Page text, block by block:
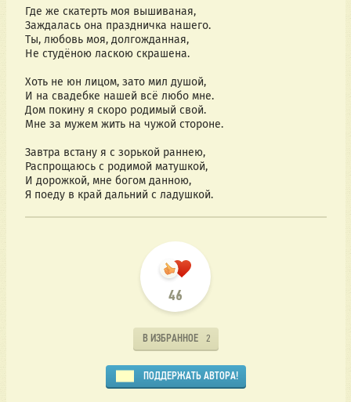
Где же скатерть моя вышиваная,
Заждалась она праздничка нашего.
Ты, любовь моя, долгожданная,
Не студёною ласкою скрашена.
Хоть не юн лицом, зато мил душой,
И на свадебке нашей всё любо мне.
Дом покину я скоро родимый свой.
Мне за мужем жить на чужой стороне.
Завтра встану я с зорькой раннею,
Распрощаюсь с родимой матушкой,
И дорожкой, мне богом данною,
Я поеду в край дальний с ладушкой.
46
В ИЗБРАННОЕ 2
ПОДДЕРЖАТЬ АВТОРА!